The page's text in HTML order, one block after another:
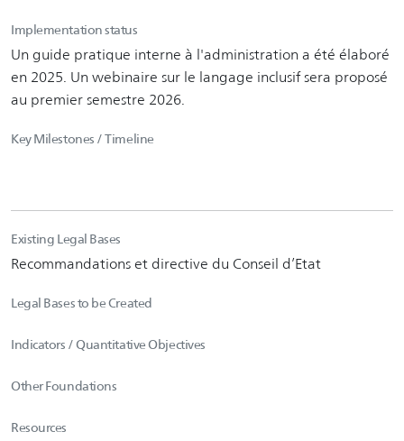
Implementation status
Un guide pratique interne à l'administration a été élaboré
en 2025. Un webinaire sur le langage inclusif sera proposé
au premier semestre 2026.
Key Milestones / Timeline
Existing Legal Bases
Recommandations et directive du Conseil d’Etat
Legal Bases to be Created
Indicators / Quantitative Objectives
Other Foundations
Resources